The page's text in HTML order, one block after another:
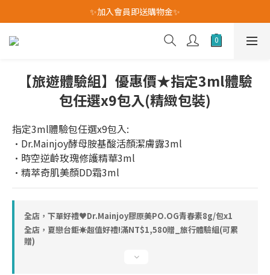
我愛爸爸★全館消費滿$528元免運費(活動至8/10)
✨加入會員即送購物金✨
我愛爸爸★全館消費滿$528元免運費(活動至8/10)
【旅遊體驗組】優惠價★指定3ml體驗
包任選x9包入(精緻包裝)
指定3ml體驗包任選x9包入:
•Dr.Mainjoy酵母胺基酸活顏潔膚露3ml
•時空逆齡玫瑰修護精華3ml
•精萃奇肌美顏DD霜3ml
全店，下單好禮♥︎Dr.Mainjoy膠原美PO.OG青春素8g/包x1
全店，夏戀台鉅☀超值好禮!滿NT$1,580贈_旅行體驗組(可累
贈)